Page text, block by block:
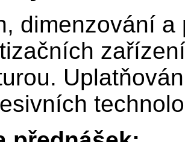
dimenzování